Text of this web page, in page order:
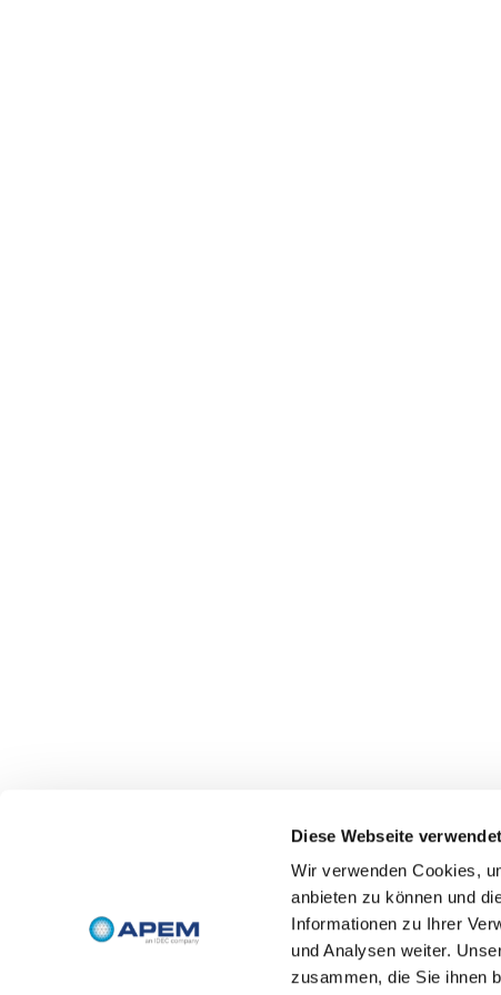
Diese Webseite
Wir verwenden Cookies,
anbieten zu können und
Informationen zu Ihrer
und Analysen weiter.
zusammen, die Sie ihnen